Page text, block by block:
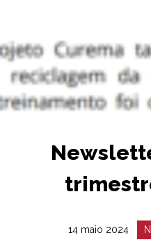
Date
14 maio 2024